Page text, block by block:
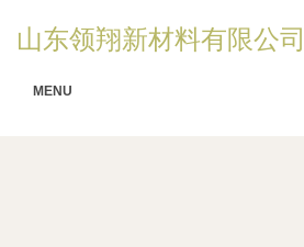
山东领翔新材料有限公司
MENU